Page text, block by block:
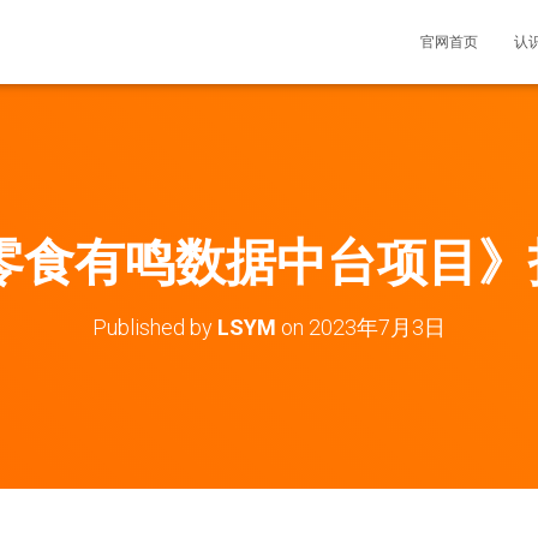
官网首页 认
食有鸣数据中台项目
Published by LSYM on 2023年7月3日